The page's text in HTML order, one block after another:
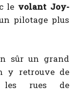
le volant Joy-
pilotage plus
sûr un grand
y retrouve de
les rues de